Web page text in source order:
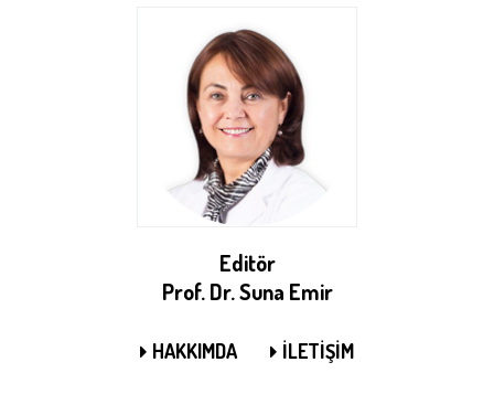
Editör
Prof. Dr. Suna Emir
HAKKIMDA İLETİŞİM